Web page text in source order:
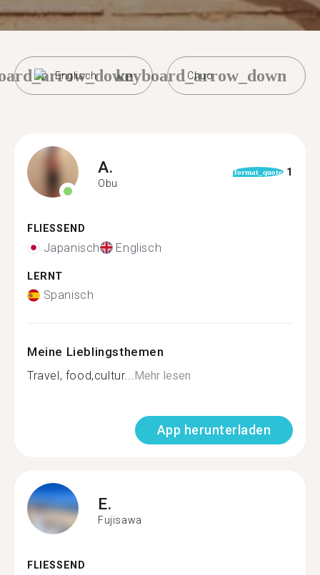
Englisch Chuo
keyboard_arrow_down
A.
Obu
format_quote 1
FLIESSEND
Japanisch Englisch
LERNT
Spanisch
Meine Lieblingsthemen
Travel, food,cultur...Mehr lesen
App herunterladen
E.
Fujisawa
FLIESSEND